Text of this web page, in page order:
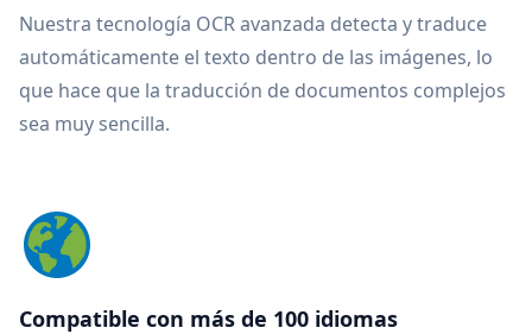
Nuestra tecnología OCR avanzada detecta y traduce
automáticamente el texto dentro de las imágenes, lo
que hace que la traducción de documentos complejos
sea muy sencilla.
Compatible con más de 100 idiomas